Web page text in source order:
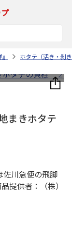
ホタテ（活き・剥
まきホタテ
川急便の飛脚
提供者：（株）